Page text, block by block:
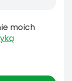
moich